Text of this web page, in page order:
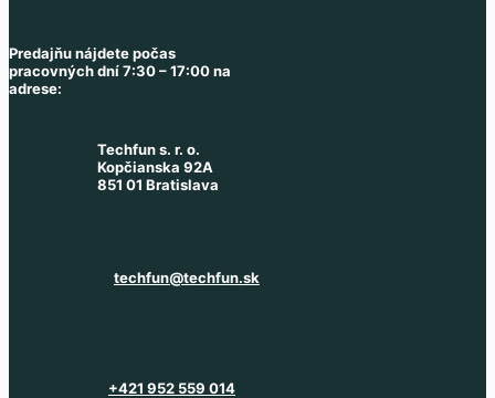
Predajňu nájdete počas
pracovných dní 7:30 – 17:00 na
adrese:
Techfun s. r. o.
Kopčianska 92A
851 01 Bratislava
techfun@techfun.sk
+421 952 559 014